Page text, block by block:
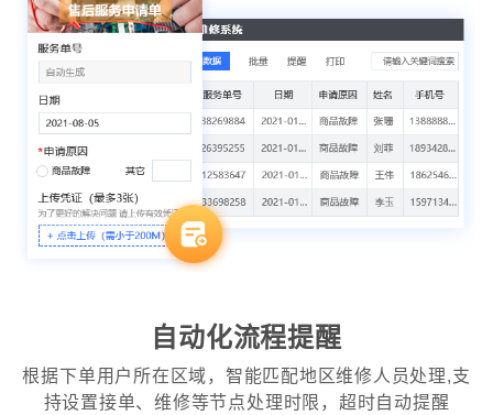
自动化流程提醒
根据下单用户所在区域，智能匹配地区维修人员处理,支
持设置接单、维修等节点处理时限，超时自动提醒